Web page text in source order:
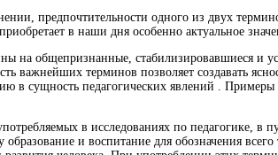
предпочтительности одного из двух
в наши дня особенно актуальное
на общепризнанные, стабилизировавшиеся и
важнейших терминов позволяет создавать
в сущность педагогических явлений .
в исследованиях по педагогике, в
и воспитание для обозначения